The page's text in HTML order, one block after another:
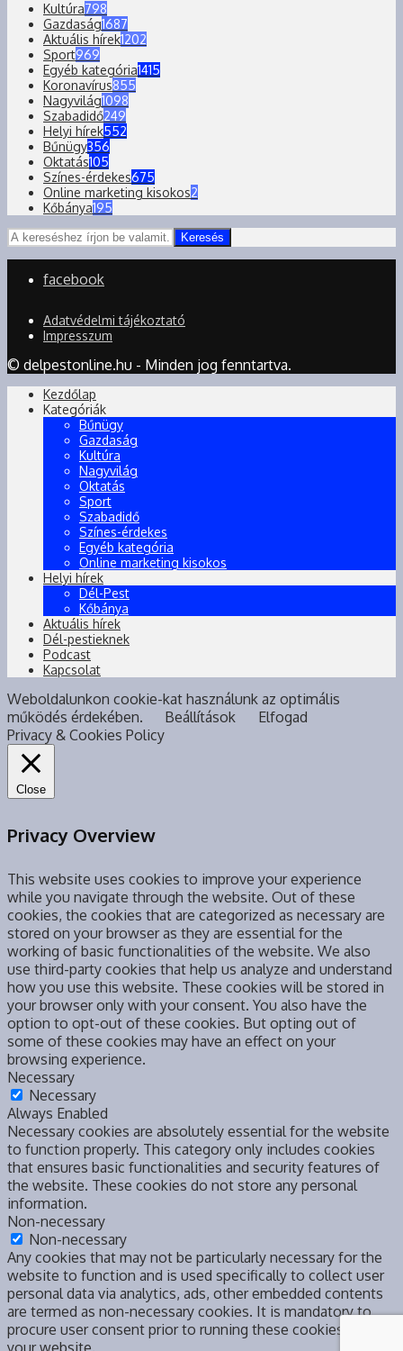
Kultúra798
Gazdaság1687
Aktuális hírek1202
Sport969
Egyéb kategória1415
Koronavírus855
Nagyvilág1098
Szabadidő249
Helyi hírek552
Bűnügy356
Oktatás105
Színes-érdekes675
Online marketing kisokos2
Kőbánya195
Keresés
facebook
Adatvédelmi tájékoztató
Impresszum
© delpestonline.hu - Minden jog fenntartva.
Kezdőlap
Kategóriák
Bűnügy
Gazdaság
Kultúra
Nagyvilág
Oktatás
Sport
Szabadidő
Színes-érdekes
Egyéb kategória
Online marketing kisokos
Helyi hírek
Dél-Pest
Kőbánya
Aktuális hírek
Dél-pestieknek
Podcast
Kapcsolat
Weboldalunkon cookie-kat használunk az optimális
működés érdekében.
Beállítások
Elfogad
Privacy & Cookies Policy
Close
Privacy Overview
This website uses cookies to improve your experience
while you navigate through the website. Out of these
cookies, the cookies that are categorized as necessary are
stored on your browser as they are essential for the
working of basic functionalities of the website. We also
use third-party cookies that help us analyze and understand
how you use this website. These cookies will be stored in
your browser only with your consent. You also have the
option to opt-out of these cookies. But opting out of
some of these cookies may have an effect on your
browsing experience.
Necessary
Necessary
Always Enabled
Necessary cookies are absolutely essential for the website
to function properly. This category only includes cookies
that ensures basic functionalities and security features of
the website. These cookies do not store any personal
information.
Non-necessary
Non-necessary
Any cookies that may not be particularly necessary for the
website to function and is used specifically to collect user
personal data via analytics, ads, other embedded contents
are termed as non-necessary cookies. It is mandatory to
procure user consent prior to running these cookies on